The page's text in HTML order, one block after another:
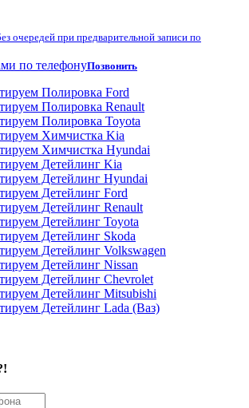
очередей при предварительной записи по
Позвонить